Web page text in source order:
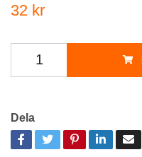
32 kr
Dela